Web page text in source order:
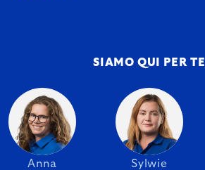
SIAMO QUI PER TE
Anna Sylwie